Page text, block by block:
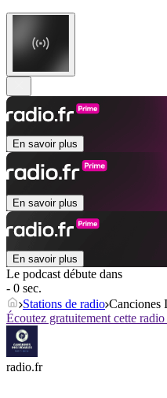
En savoir plus
En savoir plus
En savoir plus
Le podcast débute dans
- 0 sec.
Stations de radio Canciones
Écoutez gratuitement cette
radio.fr